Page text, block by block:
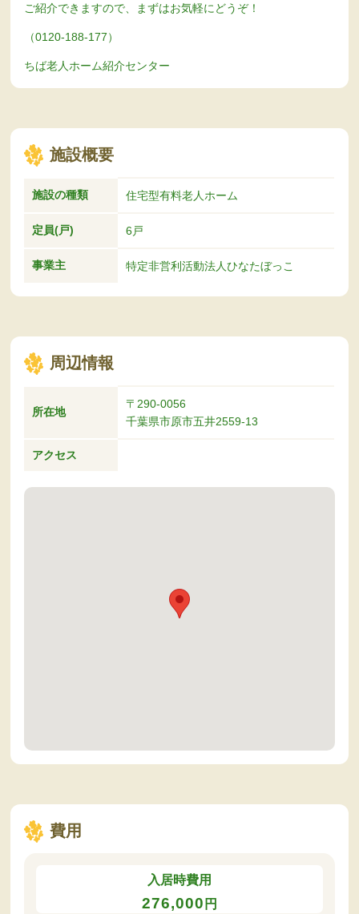
ご紹介できますので、まずはお気軽にどうぞ！
（0120-188-177）
ちば老人ホーム紹介センター
施設概要
施設の種類 住宅型有料老人ホーム
定員(戸) 6戸
事業主 特定非営利活動法人ひなたぼっこ
周辺情報
所在地
〒290-0056
千葉県市原市五井2559-13
アクセス
費用
入居時費用
276,000 円